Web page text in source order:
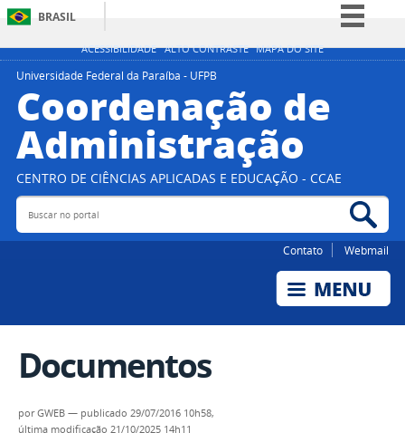
ACESSIBILIDADE ALTO CONTRASTE MAPA DO SITE
BRASIL
Simplifique!
Participe
Acesso à informação
Legislação
Canais
Universidade Federal da Paraíba - UFPB
Coordenação de
Administração
CENTRO DE CIÊNCIAS APLICADAS E EDUCAÇÃO - CCAE
Buscar no portal
Contato Webmail
Documentos
porGWEB — publicado 29/07/2016 10h58,
última modificação 21/10/2025 14h11